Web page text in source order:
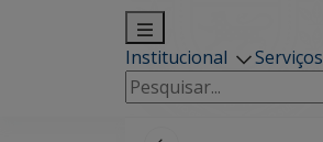
Institucional Serviços
Pesquisar
por: